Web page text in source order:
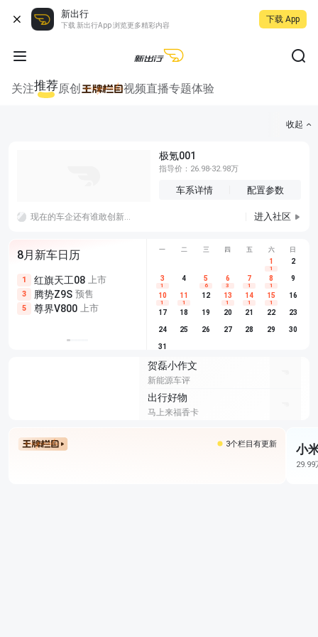
新出行
下载 新出行App 浏览更多精彩内容
下载 App
关注推荐原创 视频直播专题体验
收起
极氪001
指导价：26.98-32.98万
车系详情 配置参数
现在的车企还有谁敢创新呢？研发出来的东西没几天友商就上了，这创新成本高高的，还是好好的搞好安全就行了。 进入社区
8月新车日历
1 红旗天工08 上市
3 腾势Z9S 预售
5 尊界V800 上市
尊界V680 上市
享界G9 预售
别克至境L7 预售
埃安
长城H10
深蓝S05
一 二 三 四 五 六 日
1
1
2
3
1
4 5
6
6
3
7
1
8
1
9
10
1
11
1
12 13
1
14
1
15
1
16
17 18 19 20 21 22 23
24 25 26 27 28 29 30
31
贺磊小作文
新能源车评
出行好物
马上来福香卡
3个栏目有更新 小
29.99